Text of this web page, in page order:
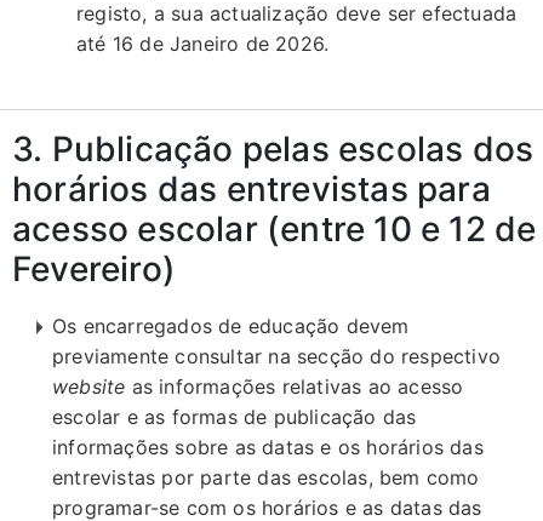
registo, a sua actualização deve ser efectuada
até 16 de Janeiro de 2026.
3. Publicação pelas escolas dos
horários das entrevistas para
acesso escolar (entre 10 e 12 de
Fevereiro)
Os encarregados de educação devem
previamente consultar na secção do respectivo
website as informações relativas ao acesso
escolar e as formas de publicação das
informações sobre as datas e os horários das
entrevistas por parte das escolas, bem como
programar-se com os horários e as datas das